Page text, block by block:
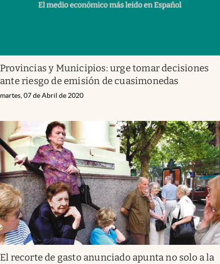
Provincias y Municipios: urge tomar decisiones
ante riesgo de emisión de cuasimonedas
martes, 07 de Abril de 2020
El recorte de gasto anunciado apunta no solo a la